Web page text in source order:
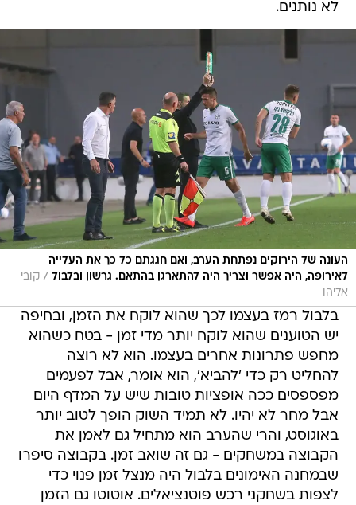
לא נותנים.
העונה של הירוקים נפתחת הערב, ואם חגגתם כל כך את העלייה
לאירופה, היה אפשר וצריך היה להתארגן בהתאם. גרשון ובלבול / קובי
אליהו
בלבול רמז בעצמו לכך שהוא לוקח את הזמן, ובחיפה
יש הטוענים שהוא לוקח יותר מדי זמן - בטח כשהוא
מחפש פתרונות אחרים בעצמו. הוא לא רוצה
להחליט רק כדי 'להביא', הוא אומר, אבל לפעמים
מפספסים ככה אופציות טובות שיש על המדף היום
אבל מחר לא יהיו. לא תמיד השוק הופך לטוב יותר
באוגוסט, והרי שהערב הוא מתחיל גם לאמן את
הקבוצה במשחקים - גם זה שואב זמן. בקבוצה סיפרו
שבמחנה האימונים בלבול היה מנצל זמן פנוי כדי
לצפות בשחקני רכש פוטנציאלים. אוטוטו גם הזמן